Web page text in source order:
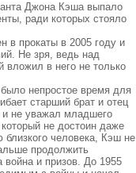
Джона Кэша выпало
ради которых стояло
в прокаты в 2005 году и
Не зря, ведь над
вложил в него не только
непростое время для
старший брат и отец
не уважал младшего
не достоин даже
человека, Кэш не
продолжить
война и призов. До 1955